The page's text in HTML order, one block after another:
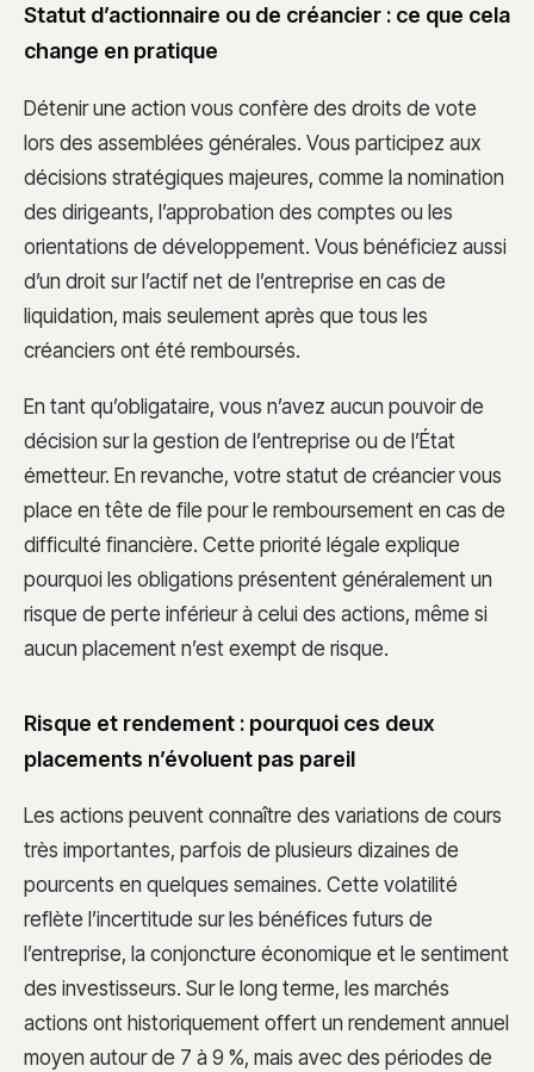
Statut d’actionnaire ou de créancier : ce que cela
change en pratique
Détenir une action vous confère des droits de vote
lors des assemblées générales. Vous participez aux
décisions stratégiques majeures, comme la nomination
des dirigeants, l’approbation des comptes ou les
orientations de développement. Vous bénéficiez aussi
d’un droit sur l’actif net de l’entreprise en cas de
liquidation, mais seulement après que tous les
créanciers ont été remboursés.
En tant qu’obligataire, vous n’avez aucun pouvoir de
décision sur la gestion de l’entreprise ou de l’État
émetteur. En revanche, votre statut de créancier vous
place en tête de file pour le remboursement en cas de
difficulté financière. Cette priorité légale explique
pourquoi les obligations présentent généralement un
risque de perte inférieur à celui des actions, même si
aucun placement n’est exempt de risque.
Risque et rendement : pourquoi ces deux
placements n’évoluent pas pareil
Les actions peuvent connaître des variations de cours
très importantes, parfois de plusieurs dizaines de
pourcents en quelques semaines. Cette volatilité
reflète l’incertitude sur les bénéfices futurs de
l’entreprise, la conjoncture économique et le sentiment
des investisseurs. Sur le long terme, les marchés
actions ont historiquement offert un rendement annuel
moyen autour de 7 à 9 %, mais avec des périodes de